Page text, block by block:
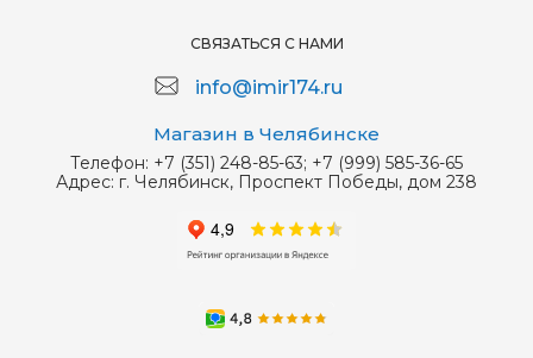
СВЯЗАТЬСЯ С НАМИ
info@imir174.ru
Магазин в Челябинске
Телефон: +7 (351) 248-85-63; +7 (999) 585-36-65
Адрес: г. Челябинск, Проспект Победы, дом 238